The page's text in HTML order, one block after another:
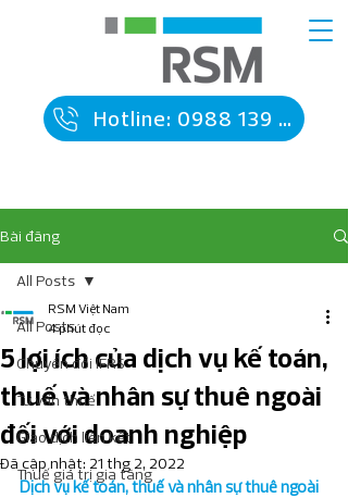
Hotline: 0988 139 090
Bài đăng
All Posts
Chuyển đổi IFRS
Tư vấn thuế
Giao dịch liên kết
Thuế giá trị gia tăng
All Posts
5 lợi ích của dịch vụ kế toán,
thuế và nhân sự thuê ngoài
đối với doanh nghiệp
RSM Việt Nam
4 phút đọc
Đã cập nhật: 21 thg 2, 2022
Dịch vụ kế toán, thuế và nhân sự thuê ngoài